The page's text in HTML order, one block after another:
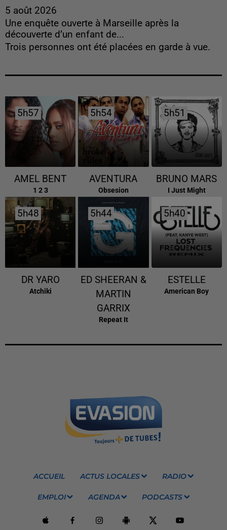
5 août 2026
Une enquête ouverte à Marseille après la
découverte d’un enfant de...
Trois personnes ont été placées en garde à vue.
5h57
5h57
AMEL BENT
1 2 3
5h54
5h54
AVENTURA
Obsesion
5h51
5h51
BRUNO MARS
I Just Might
5h48
5h48
DR YARO
Atchiki
5h44
5h44
ED SHEERAN &
MARTIN
GARRIX
Repeat It
5h40
5h40
ESTELLE
American Boy
ACCUEIL ACTUS LOCALES RADIO
EMPLOI AGENDA PODCASTS